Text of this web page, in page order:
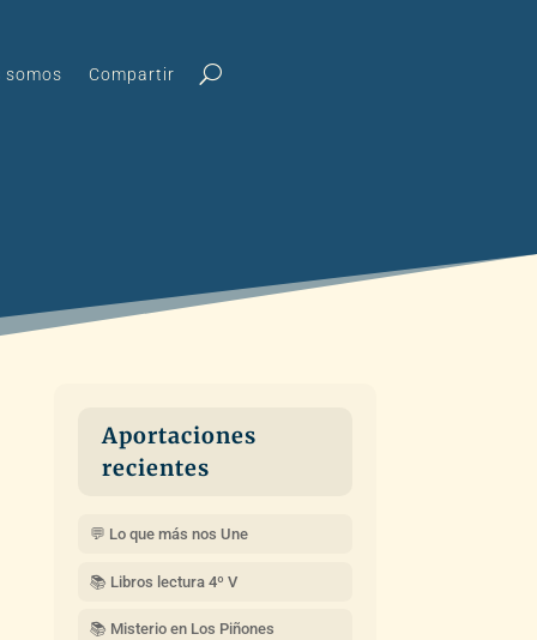
somos Compartir
Aportaciones
recientes
💬 Lo que más nos Une
📚 Libros lectura 4º V
📚 Misterio en Los Piñones